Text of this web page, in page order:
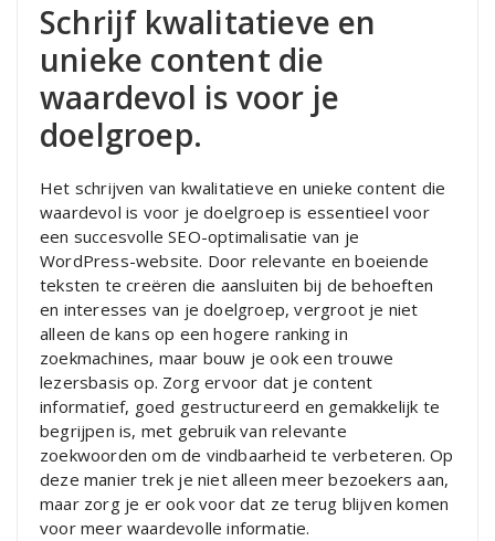
Schrijf kwalitatieve en
unieke content die
waardevol is voor je
doelgroep.
Het schrijven van kwalitatieve en unieke content die
waardevol is voor je doelgroep is essentieel voor
een succesvolle SEO-optimalisatie van je
WordPress-website. Door relevante en boeiende
teksten te creëren die aansluiten bij de behoeften
en interesses van je doelgroep, vergroot je niet
alleen de kans op een hogere ranking in
zoekmachines, maar bouw je ook een trouwe
lezersbasis op. Zorg ervoor dat je content
informatief, goed gestructureerd en gemakkelijk te
begrijpen is, met gebruik van relevante
zoekwoorden om de vindbaarheid te verbeteren. Op
deze manier trek je niet alleen meer bezoekers aan,
maar zorg je er ook voor dat ze terug blijven komen
voor meer waardevolle informatie.